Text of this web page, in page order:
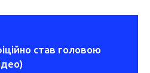
став головою